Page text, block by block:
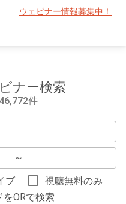
ウェビナー情報募集中！
ナー検索
件
～
ブ
視聴無料のみ
ORで検索